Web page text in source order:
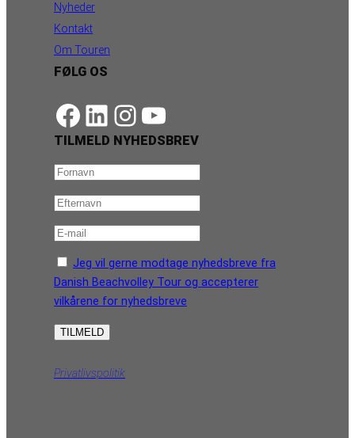
Nyheder
Kontakt
Om Touren
FØLG OS
https://www.facebook.com/danishbeachvolleytour LinkedIn Instagram YouTube
TILMELD NYHEDSBREV
Jeg vil gerne modtage nyhedsbreve fra
Danish Beachvolley Tour og accepterer
vilkårene for nyhedsbreve
Privatlivspolitik